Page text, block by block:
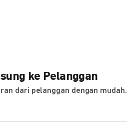
ke Pelanggan
dari pelanggan dengan mudah.